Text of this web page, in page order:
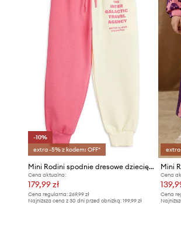
-10%
extra -5% z kodem: OFF*
Mini Rodini spodnie dresowe dziecięce bawełniane
Cena aktualna:
179,99 zł
Cena regularna: 269,99 zł
Najniższa cena z 30 dni przed obniżką: 199,99 zł
extra
Cena
Cena